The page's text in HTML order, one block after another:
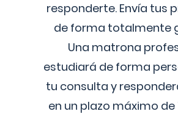
responderte. Envía tus
de forma totalmente
Una matrona
estudiará de forma
tu consulta y
en un plazo máximo de